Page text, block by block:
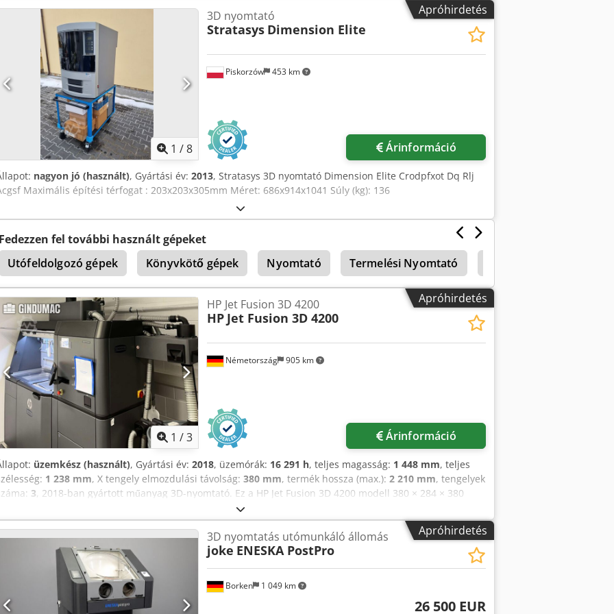
csomagolás nyomtatásához. Azonnal elérhető. Megtekintés előzetes egyeztetés alapján lehetséges.Apróhirdetés
1 /8
Piskorzów 453 km
3D nyomtató
Stratasys Dimension Elite
Árinformáció
nagyon jó (használt), Gyártási év: 2013, Stratasys 3D nyomtató Dimension Elite Crodpfxot Dq Rlj
Maximális építési térfogat : 203x203x305mm Méret: 686x914x1041 Súly (kg): 136
Fedezzen fel további használt gépeket
Utófeldolgozó gépek
Könyvkötő gépek Nyomtató Termelési Nyomtató
Apróhirdetés
1 /3
Németország 905 km
HP Jet Fusion 3D 4200
HP Jet Fusion 3D 4200
Árinformáció
üzemkész (használt), Gyártási év: 2018, üzemórák: 16 291 h, teljes magasság: 1 448 mm, teljes
1 238 mm, X tengely elmozdulási távolság: 380 mm, termék hossza (max.): 2 210 mm, tengelyek
3, 2018-ban gyártott műanyag 3D-nyomtató. Ez a HP Jet Fusion 3D 4200 modell 380 × 284 × 380
mm-es nyomtatási térfogattal rendelkezik, és a hatékony gyártás érdekében a Multi Jet Fusion technológiát
A készülék teljes mértékben működőképes, és 2026 júniusáig termelő üzemeltetésben volt, így
funkcionális végfelhasználási alkatrészek ipari gyártására és prototípusok készítésére. Ha kiváló
minőségű 3D-nyomtatási lehetőségeket keres, vegye fontolóra az általunk eladásra kínált HP Jet Fusion 3D
4200 gépet. További részletekért vegye fel velünk a kapcsolatot. • Technológia: Multi Jet Fusion (MJF)
Codpfszqtc Dox Acgjrf • Nyomtatási térfogat (X × Y × Z): 380 × 284 × 380 mm • Anyag: PA12 (Nylon 12) •
Tápfeszültség: 400 V • Elektromos csatlakozás: háromfázisú • Teljes üzemidő: 977 453 perc (kb. 16 291 óra)
Opcionális kiegészítők • HP feldolgozóállomás • Funkció: Porfeldolgozó állomás • 3 × HP építőegység • 2 ×
Apróhirdetés
Borken 1 049 km
3D nyomtatás utómunkáló állomás
joke ENESKA PostPro
26 500 EUR